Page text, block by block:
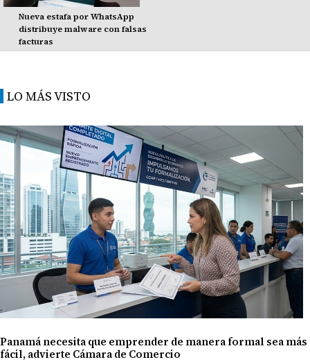
Nueva estafa por WhatsApp
distribuye malware con falsas
facturas
LO MÁS VISTO
Panamá necesita que emprender de manera formal sea más
fácil, advierte Cámara de Comercio